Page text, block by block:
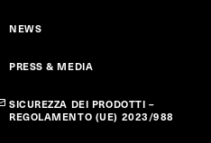
NEWS
PRESS & MEDIA
SICUREZZA DEI PRODOTTI –
REGOLAMENTO (UE) 2023/988